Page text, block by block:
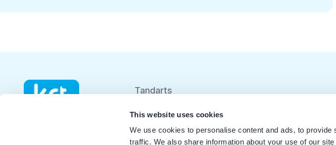
This website uses cookies
We use cookies to personalise content and ads, to
traffic. We also share information about your use of our
Tandarts
Student
Opleider